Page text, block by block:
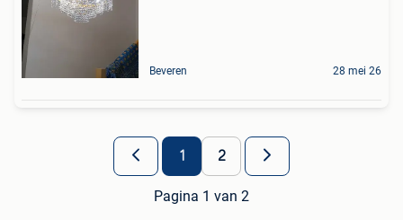
Beveren 28 mei 26
1 2
Pagina 1 van 2